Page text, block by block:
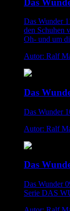
Das Wunder
den Schuhen
Oh- und um
Autor: Ralf
Das
Das Wunder
Autor: Ralf
Das
Das Wunder
Serie DAS